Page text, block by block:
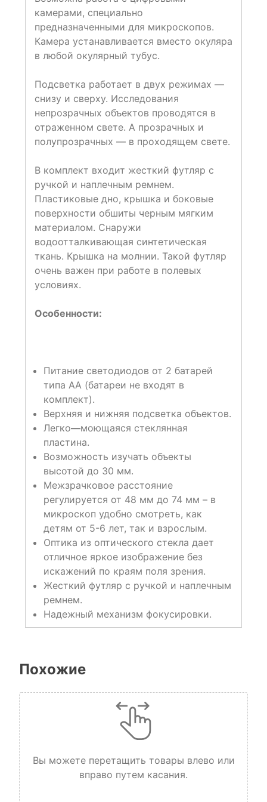
камерами, специально
предназначенными для микроскопов.
Камера устанавливается вместо окуляра
в любой окулярный тубус.
Подсветка работает в двух режимах —
снизу и сверху. Исследования
непрозрачных объектов проводятся в
отраженном свете. А прозрачных и
полупрозрачных — в проходящем свете.
В комплект входит жесткий футляр с
ручкой и наплечным ремнем.
Пластиковые дно, крышка и боковые
поверхности обшиты черным мягким
материалом. Снаружи
водоотталкивающая синтетическая
ткань. Крышка на молнии. Такой футляр
очень важен при работе в полевых
условиях.
Особенности:
Питание светодиодов от 2 батарей
типа АА (батареи не входят в
комплект).
Верхняя и нижняя подсветка объектов.
Легко—моющаяся стеклянная
пластина.
Возможность изучать объекты
высотой до 30 мм.
Межзрачковое расстояние
регулируется от 48 мм до 74 мм – в
микроскоп удобно смотреть, как
детям от 5-6 лет, так и взрослым.
Оптика из оптического стекла дает
отличное яркое изображение без
искажений по краям поля зрения.
Жесткий футляр с ручкой и наплечным
ремнем.
Надежный механизм фокусировки.
Похожие
Вы можете перетащить товары влево или
вправо путем касания.